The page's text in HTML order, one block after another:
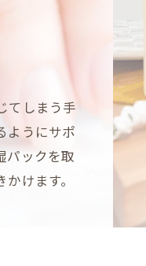
てしまう手
ようにサポ
パックを取
けます。